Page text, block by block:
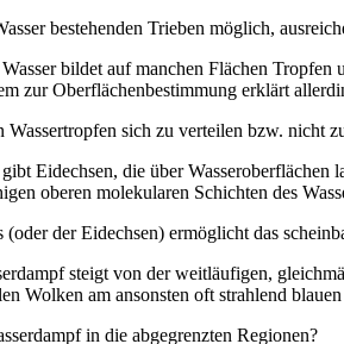
bestehenden Trieben möglich,
bildet auf manchen Flächen
zur Oberflächenbestimmung erklärt
Wassertropfen sich zu verteilen bzw. nicht
Eidechsen, die über
oberen molekularen Schichten des
(oder der Eidechsen) ermöglicht das
steigt von der weitläufigen,
Wolken am ansonsten oft strahlend
in die abgegrenzten Regionen?